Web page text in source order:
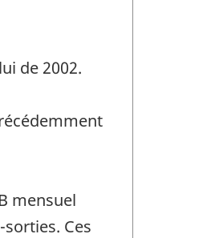
de 2002.
mensuel
Ces